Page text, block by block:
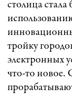
столица
тройку
электронных
что-то новое.